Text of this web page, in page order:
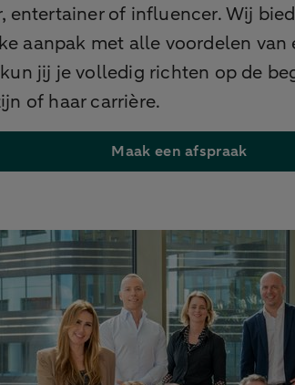
entertainer of influencer. Wij
aanpak met alle voordelen van
jij je volledig richten op de
of haar carrière.
Maak een afspraak